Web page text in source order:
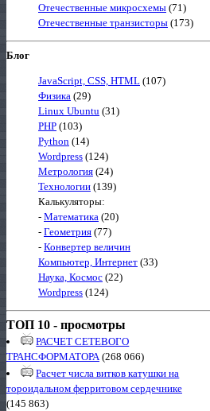
Отечественные микросхемы (71)
Отечественные транзисторы (173)
Блог
JavaScript, CSS, HTML (107)
Физика (29)
Linux Ubuntu (31)
PHP (103)
Python (14)
Wordpress (124)
Метрология (24)
Технологии (139)
Калькуляторы:
- Математика (20)
- Геометрия (77)
- Конвертер величин
Компьютер, Интернет (33)
Наука, Космос (22)
Wordpress (124)
ТОП 10 - просмотры
РАСЧЕТ СЕТЕВОГО
ТРАНСФОРМАТОРА(268 066)
Расчет числа витков катушки на
тороидальном ферритовом сердечнике
(145 863)